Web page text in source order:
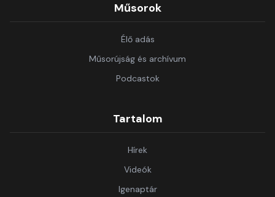
Műsorok
Élő adás
Műsorújság és archívum
Podcastok
Tartalom
Hírek
Videók
Igenaptár